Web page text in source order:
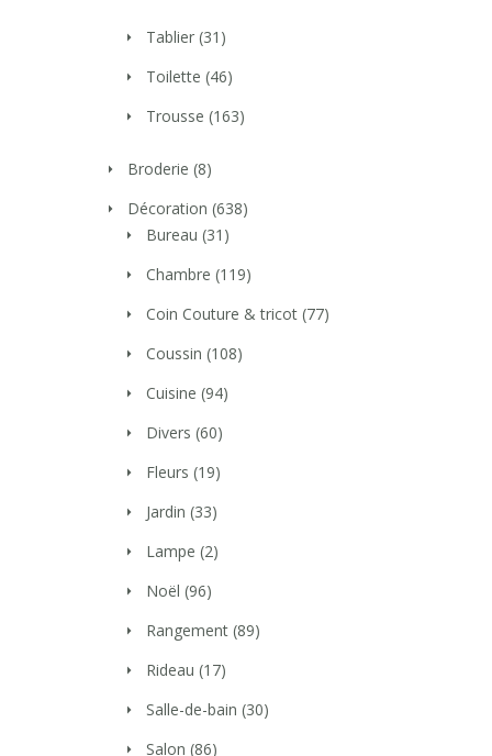
Tablier (31)
Toilette (46)
Trousse (163)
Broderie (8)
Décoration (638)
Bureau (31)
Chambre (119)
Coin Couture & tricot (77)
Coussin (108)
Cuisine (94)
Divers (60)
Fleurs (19)
Jardin (33)
Lampe (2)
Noël (96)
Rangement (89)
Rideau (17)
Salle-de-bain (30)
Salon (86)